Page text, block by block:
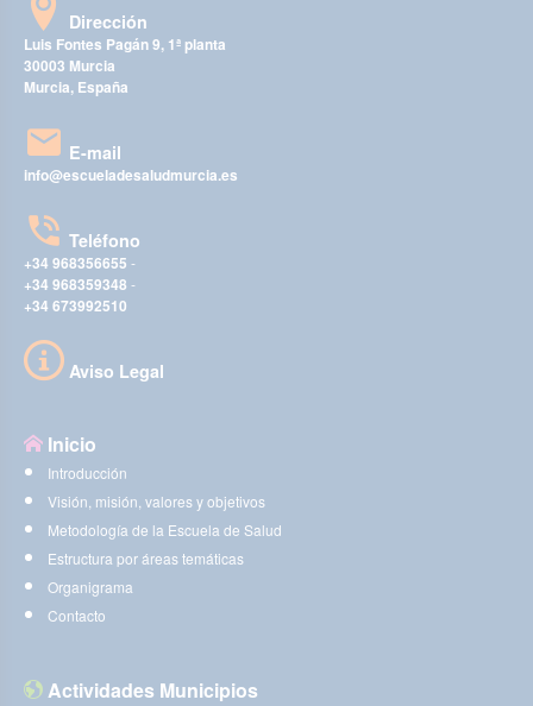
Dirección
Luis Fontes Pagán 9, 1ª planta
30003 Murcia
Murcia, España
E-mail
info@escueladesaludmurcia.es
Teléfono
+34 968356655 -
+34 968359348 -
+34 673992510
Aviso Legal
Inicio
Introducción
Visión, misión, valores y objetivos
Metodología de la Escuela de Salud
Estructura por áreas temáticas
Organigrama
Contacto
Actividades Municipios